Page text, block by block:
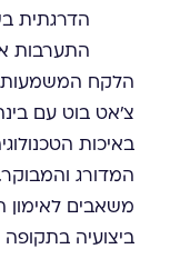
הדרגתית
התערבות
הלקח
צ'אט בוט עם
באיכות
המדורג
משאבים
ביצועיה